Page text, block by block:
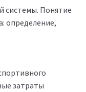
системы. Понятие
определение,
затраты